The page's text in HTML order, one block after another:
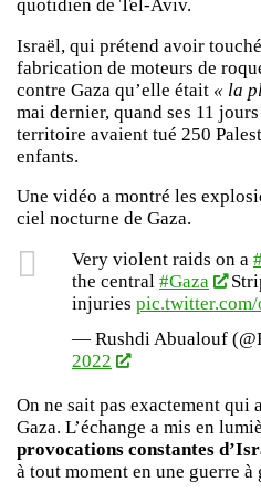
quotidien de Tel-Aviv.
Israël, qui prétend avoir
fabrication de moteurs de
contre Gaza qu’elle était « la
mai dernier, quand ses 11
territoire avaient tué 250
enfants.
Une vidéo a montré les
ciel nocturne de Gaza.
Very violent raids on a
the central #Gaza
injuries
— Rushdi Abualouf
2022
On ne sait pas exactement qui
Gaza. L’échange a mis en
provocations constantes
à tout moment en une guerre à